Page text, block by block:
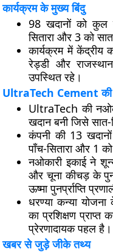
कार्यक्रम के मुख्य बिंदु
98 खदानोंको कुल
सिताराऔर3 को
कार्यक्रम में
रेड्डीऔर
उपस्थित रहे।
UltraTech Cement की
UltraTech की
खदान बनी जिसेसात-
कंपनी की 13 खदानों
पाँच-सितारा और 1
नओकारी इकाई ने
और चूना कीचड़ के
ऊष्मा पुनर्प्राप्ति
धरण्या कन्या योजना
का प्रशिक्षण प्राप्त
प्रेरणादायक पहल है।
खबर से जुड़े जीके तथ्य